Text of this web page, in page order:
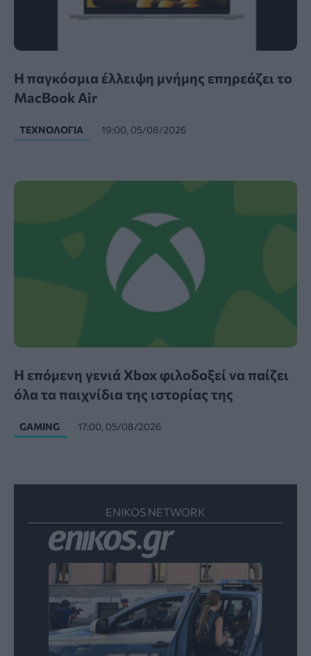
Η παγκόσμια έλλειψη μνήμης επηρεάζει το
MacBook Air
ΤΕΧΝΟΛΟΓΊΑ 19:00, 05/08/2026
Η επόμενη γενιά Xbox φιλοδοξεί να παίζει
όλα τα παιχνίδια της ιστορίας της
GAMING 17:00, 05/08/2026
ENIKOS NETWORK